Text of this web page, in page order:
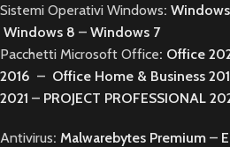
Sistemi Operativi Windows: Windows
Windows 8 – Windows 7
Pacchetti Microsoft Office: Office
2016 – Office Home & Business
2021 – PROJECT PROFESSIONAL
Antivirus: Malwarebytes Premium –